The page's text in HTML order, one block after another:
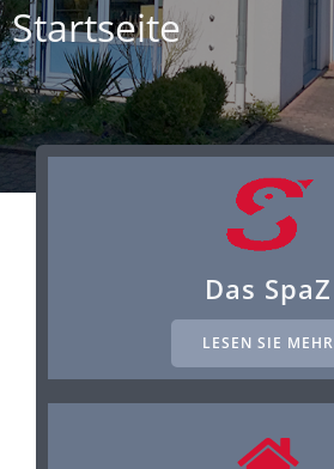
Startseite
Das SpaZ
LESEN SIE MEHR